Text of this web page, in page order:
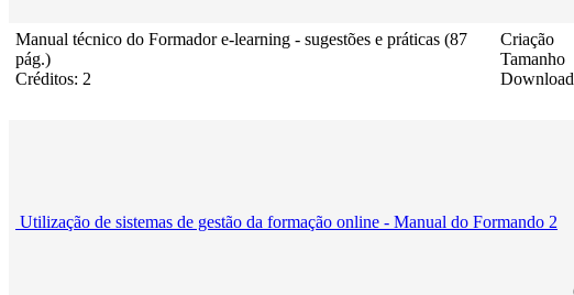
Manual técnico do Formador e-learning - sugestões e práticas (87
pág.)
Créditos: 2
Criação
Tamanho
Utilização de sistemas de gestão da formação online - Manual do Formando 2